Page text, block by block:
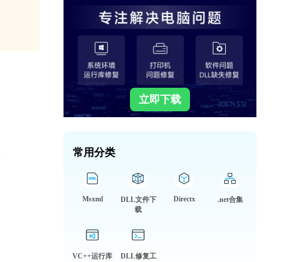
立即下载
常用分类
Msxml
DLL文件下
载
Directx .net合集
VC++运行库
DLL修复工